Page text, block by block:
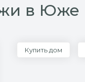
в Юже
Купить дом